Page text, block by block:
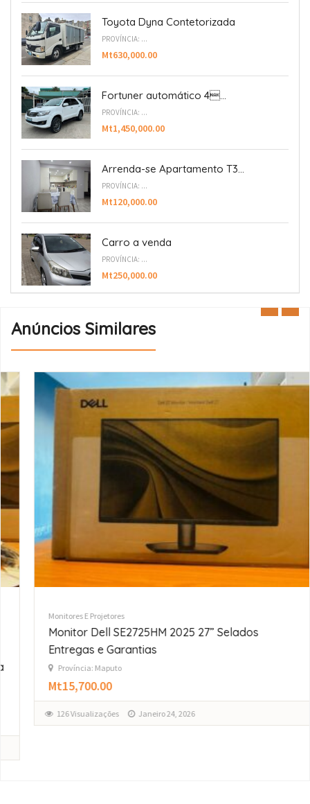
Toyota Dyna Contetorizada
PROVÍNCIA: ...
Mt630,000.00
Fortuner automático 4...
PROVÍNCIA: ...
Mt1,450,000.00
Arrenda-se Apartamento T3...
PROVÍNCIA: ...
Mt120,000.00
Carro a venda
PROVÍNCIA: ...
Mt250,000.00
Anúncios Similares
Monitores E Projetores
Monitor Dell SE2725HM 2025 27” Selados
Entregas e Garantias
Província: Maputo
Mt15,700.00
126 Visualizações Janeiro 24, 2026